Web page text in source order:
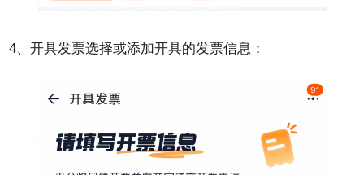
4、开具发票选择或添加开具的发票信息；